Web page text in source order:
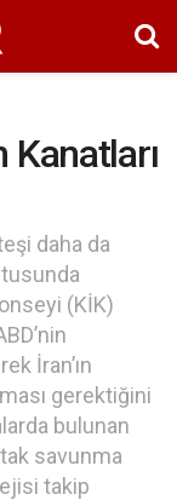
Kanatları
daha da
(KİK)
İran’ın
gerektiğini
bulunan
savunma
takip